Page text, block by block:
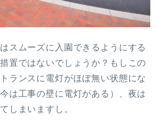
スムーズに入園できるようにする
置ではないでしょうか？もしこの
ランスに電灯がほぼ無い状態にな
は工事の壁に電灯がある）、夜は
しまいますし。